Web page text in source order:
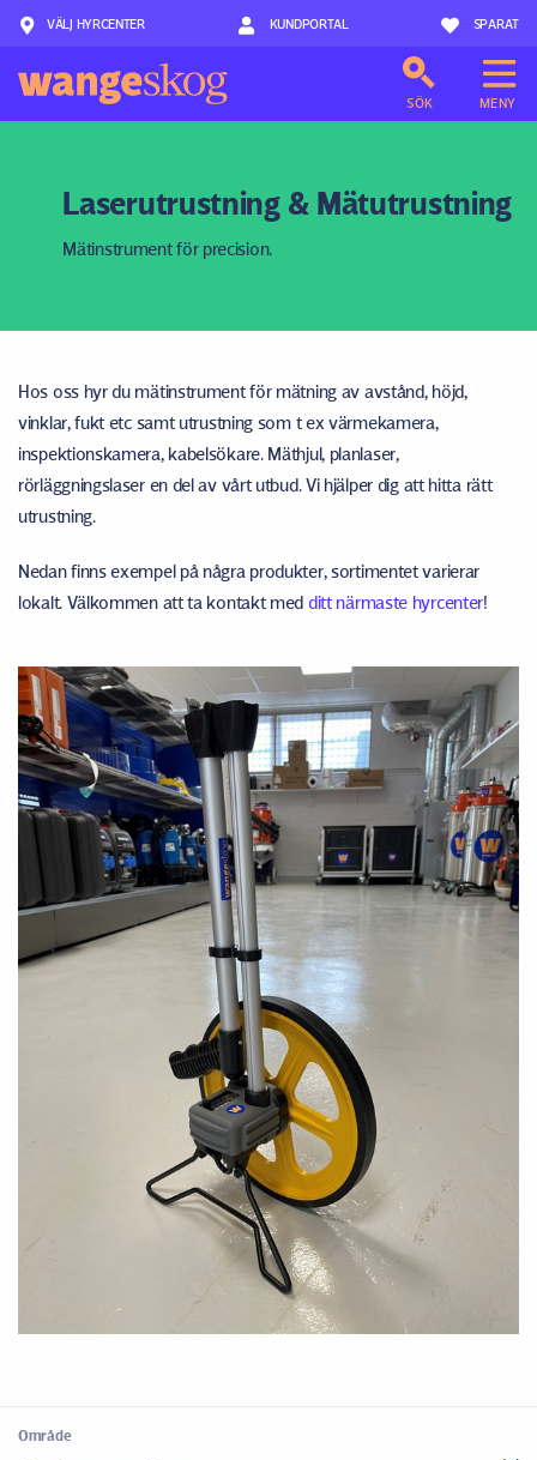
Hoppa till innehåll
VÄLJ HYRCENTER KUNDPORTAL SPARAT
SÖK MENY
Laserutrustning & Mätutrustning
Mätinstrument för precision.
Hos oss hyr du mätinstrument för mätning av avstånd, höjd,
vinklar, fukt etc samt utrustning som t ex värmekamera,
inspektionskamera, kabelsökare. Mäthjul, planlaser,
rörläggningslaser en del av vårt utbud. Vi hjälper dig att hitta rätt
utrustning.
Nedan finns exempel på några produkter, sortimentet varierar
lokalt. Välkommen att ta kontakt med ditt närmaste hyrcenter!
Område